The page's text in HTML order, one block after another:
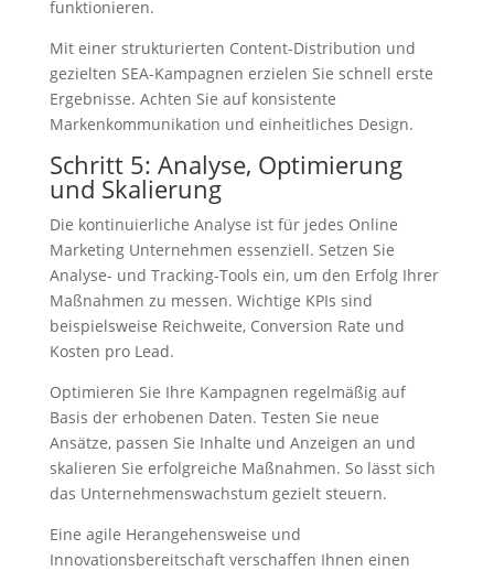
funktionieren.
Mit einer strukturierten Content-Distribution und
gezielten SEA-Kampagnen erzielen Sie schnell erste
Ergebnisse. Achten Sie auf konsistente
Markenkommunikation und einheitliches Design.
Schritt 5: Analyse, Optimierung
und Skalierung
Die kontinuierliche Analyse ist für jedes Online
Marketing Unternehmen essenziell. Setzen Sie
Analyse- und Tracking-Tools ein, um den Erfolg Ihrer
Maßnahmen zu messen. Wichtige KPIs sind
beispielsweise Reichweite, Conversion Rate und
Kosten pro Lead.
Optimieren Sie Ihre Kampagnen regelmäßig auf
Basis der erhobenen Daten. Testen Sie neue
Ansätze, passen Sie Inhalte und Anzeigen an und
skalieren Sie erfolgreiche Maßnahmen. So lässt sich
das Unternehmenswachstum gezielt steuern.
Eine agile Herangehensweise und
Innovationsbereitschaft verschaffen Ihnen einen